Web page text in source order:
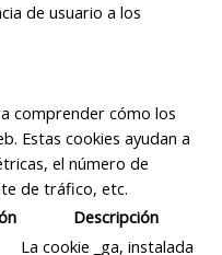
de usuario a los
comprender cómo los
Estas cookies ayudan a
el número de
de tráfico, etc.
Descripción
La cookie _ga, instalada